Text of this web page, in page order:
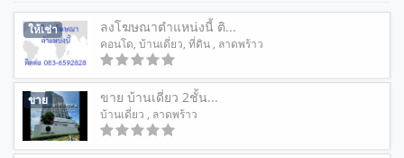
ให้เช่า ลงโฆษณาตำแหน่งนี้ ติ...
คอนโด, บ้านเดี่ยว, ที่ดิน , ลาดพร้าว
ขาย ขาย บ้านเดี่ยว 2ชั้น...
บ้านเดี่ยว , ลาดพร้าว